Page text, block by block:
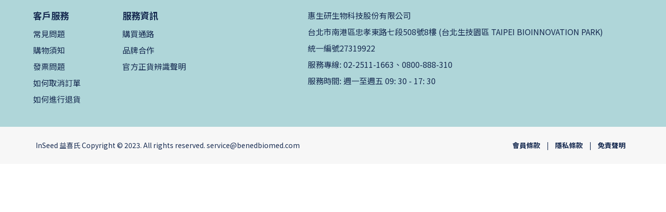
客戶服務
常見問題
購物須知
發票問題
如何取消訂單
如何進行退貨
服務資訊
購買通路
品牌合作
官方正貨辨識聲明
惠生研生物科技股份有限公司
台北市南港區忠孝東路七段508號8樓 (台北生技園區 TAIPEI BIOINNOVATION PARK)
統一編號27319922
服務專線: 02-2511-1663、0800-888-310
服務時間: 週一至週五 09: 30 - 17: 30
InSeed 益喜氏 Copyright © 2023. All rights reserved. service@benedbiomed.com 會員條款 | 隱私條款 | 免責聲明